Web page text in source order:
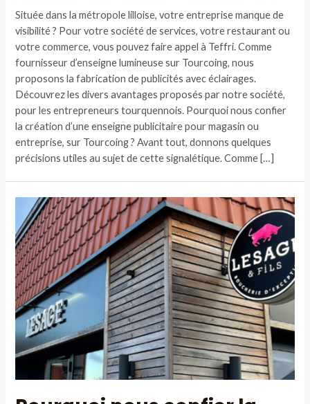
Située dans la métropole lilloise, votre entreprise manque de
visibilité ? Pour votre société de services, votre restaurant ou
votre commerce, vous pouvez faire appel à Teffri. Comme
fournisseur d’enseigne lumineuse sur Tourcoing, nous
proposons la fabrication de publicités avec éclairages.
Découvrez les divers avantages proposés par notre société,
pour les entrepreneurs tourquennois. Pourquoi nous confier
la création d’une enseigne publicitaire pour magasin ou
entreprise, sur Tourcoing ? Avant tout, donnons quelques
précisions utiles au sujet de cette signalétique. Comme […]